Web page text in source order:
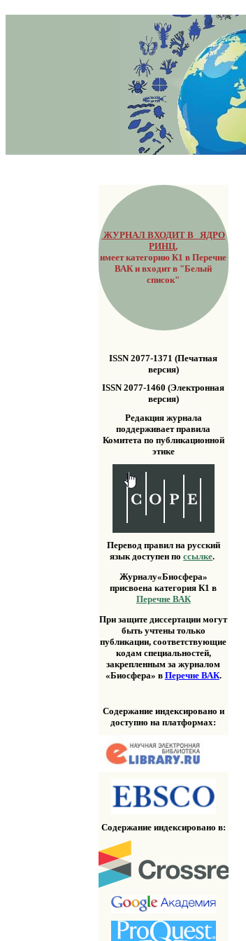
ЖУРНАЛ ВХОДИТ В ЯДРО
РИНЦ,
имеет категорию К1 в Перечне
ВАК и входит в "Белый
список"
ISSN 2077-1371 (Печатная
версия)
ISSN 2077-1460 (Электронная
версия)
Редакция журнала
поддерживает правила
Комитета по публикационной
этике
Перевод правил на русский
язык доступен поссылке.
Журналу«Биосфера»
присвоена категория К1 в
Перечне ВАК
При защите диссертации могут
быть учтены только
публикации, соответствующие
кодам специальностей,
закрепленным за журналом
«Биосфера» в Перечне ВАК.
Содержание индексировано и
доступно на платформах:
Содержание индексировано в: